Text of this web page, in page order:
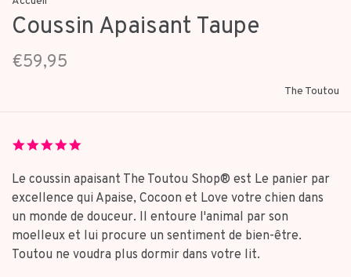
Coussin Apaisant Taupe
€59,95
The Toutou
rating
Le coussin apaisant The Toutou Shop® est Le panier par
excellence qui Apaise, Cocoon et Love votre chien dans
un monde de douceur. Il entoure l'animal par son
moelleux et lui procure un sentiment de bien-être.
Toutou ne voudra plus dormir dans votre lit.